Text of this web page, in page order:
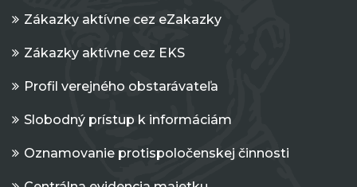
Zákazky aktívne cez eZakazky
Zákazky aktívne cez EKS
Profil verejného obstarávateľa
Slobodný prístup k informáciám
Oznamovanie protispoločenskej činnosti